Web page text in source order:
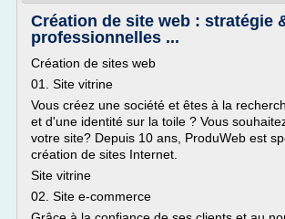
Création de site web : stratégie
professionnelles ...
Création de sites web
01. Site vitrine
Vous créez une société et êtes à la
et d'une identité sur la toile ? Vous
votre site? Depuis 10 ans, ProduWeb est
création de sites Internet.
Site vitrine
02. Site e-commerce